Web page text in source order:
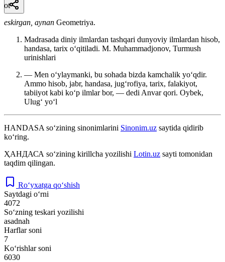
ot
eskirgan, aynan Geometriya.
Madrasada diniy ilmlardan tashqari dunyoviy ilmlardan hisob,
handasa, tarix oʻqitiladi. M. Muhammadjonov, Turmush
urinishlari
— Men oʻylaymanki, bu sohada bizda kamchalik yoʻqdir.
Ammo hisob, jabr, handasa, jugʻrofiya, tarix, falakiyot,
tabiiyot kabi koʻp ilmlar bor, — dedi Anvar qori. Oybek,
Ulugʻ yoʻl
HANDASA so‘zining sinonimlarini Sinonim.uz saytida qidirib
ko‘ring.
ҲАНДАСА so‘zining kirillcha yozilishi Lotin.uz sayti tomonidan
taqdim qilingan.
Ro‘yxatga qo‘shish
Saytdagi o‘rni
4072
So‘zning teskari yozilishi
asadnah
Harflar soni
7
Ko‘rishlar soni
6030